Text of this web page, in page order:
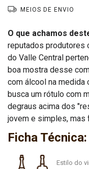
MEIOS DE ENVIO
O que achamos
reputados produtores
do Valle Central
boa mostra desse
com álcool na medida
busca um rótulo com
degraus acima dos
jovem e simples, mas
Ficha Técnica:
Estilo do